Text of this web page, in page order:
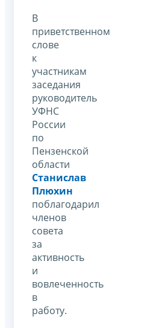
В
приветственном
слове
к
участникам
заседания
руководитель
УФНС
России
по
Пензенской
области
Станислав
Плюхин
поблагодарил
членов
совета
за
активность
и
вовлеченность
в
работу.